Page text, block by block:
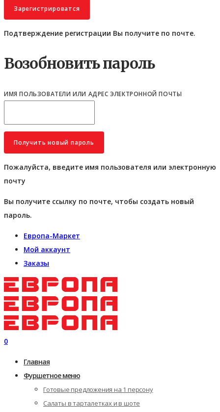
Подтверждение регистрации Вы получите по почте.
Возобновить пароль
ИМЯ ПОЛЬЗОВАТЕЛИ ИЛИ АДРЕС ЭЛЕКТРОННОЙ ПОЧТЫ
Пожалуйста, введите имя пользователя или электронную
почту
Вы получите ссылку по почте, чтобы создать новый
пароль.
Европа-Маркет
Мой аккаунт
Заказы
0
Главная
Фуршетное меню
Готовые предложения на 1 персону
Салаты в тарталетках и в шоте